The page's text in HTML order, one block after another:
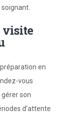
visite
en
vous
son
d’attente